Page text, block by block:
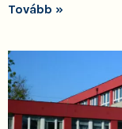
Tovább »